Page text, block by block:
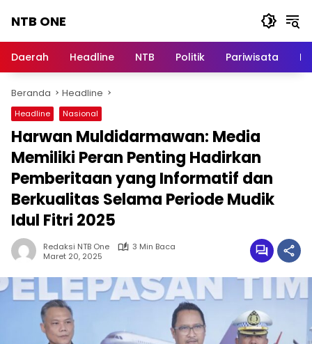
NTB ONE
dan
Berita
Lombok
Daerah Headline NTB Politik Pariwisata
Beranda Headline
Headline Nasional
Harwan Muldidarmawan: Media
Memiliki Peran Penting Hadirkan
Pemberitaan yang Informatif dan
Berkualitas Selama Periode Mudik
Idul Fitri 2025
Redaksi NTB One
3 Min Baca
Maret 20, 2025